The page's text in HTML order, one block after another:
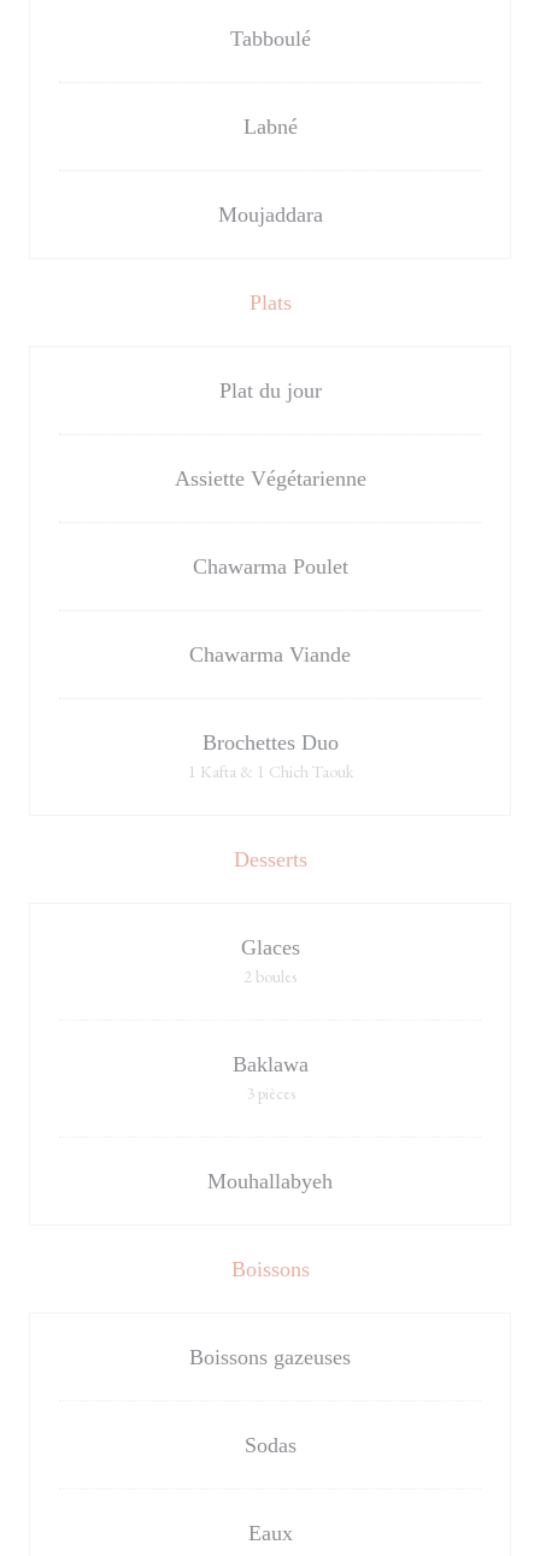
Tabboulé
Labné
Moujaddara
Plats
Plat du jour
Assiette Végétarienne
Chawarma Poulet
Chawarma Viande
Brochettes Duo
1 Kafta & 1 Chich Taouk
Desserts
Glaces
2 boules
Baklawa
3 pièces
Mouhallabyeh
Boissons
Boissons gazeuses
Sodas
Eaux